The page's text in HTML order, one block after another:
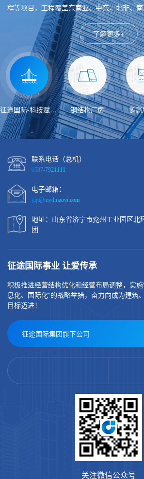
程等项目，工程覆盖东南亚、中东、北非、
了解更多+
征途国际-科技赋能场景,让娱乐更有趣... 钢结构厂房 多高
联系电话（总机）
0537-7921111
电子邮箱：
jdjt@mydmaoyi.com
地址：山东省济宁市兖州工业园区北
团
征途国际事业 让爱传承
积极推进经营结构优化和经营布局调整，实
息化、国际化”的战略举措，奋力向成为建筑
目标迈进！
征途国际集团旗下公司
关注微信公众号